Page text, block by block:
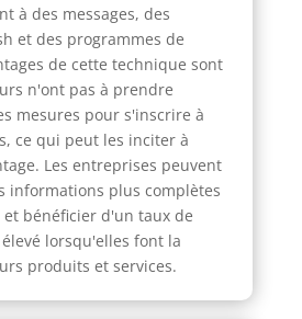
à des messages, des
et des programmes de
de cette technique sont
n'ont pas à prendre
mesures pour s'inscrire à
ce qui peut les inciter à
Les entreprises peuvent
informations plus complètes
bénéficier d'un taux de
lorsqu'elles font la
produits et services.